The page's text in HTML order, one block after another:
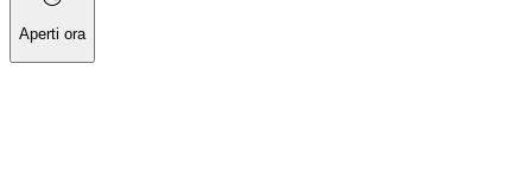
Aperti ora